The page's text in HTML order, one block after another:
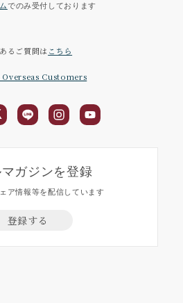
でのみ受付しております
るご質問は こちら
Customers
ガジンを登録
ア情報等を配信しています
登録する